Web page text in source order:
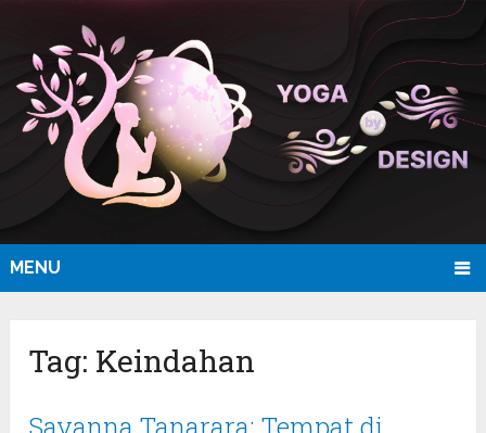
MENU
Tag: Keindahan